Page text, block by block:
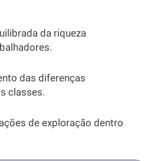
da riqueza
das diferenças
classes.
de exploração dentro